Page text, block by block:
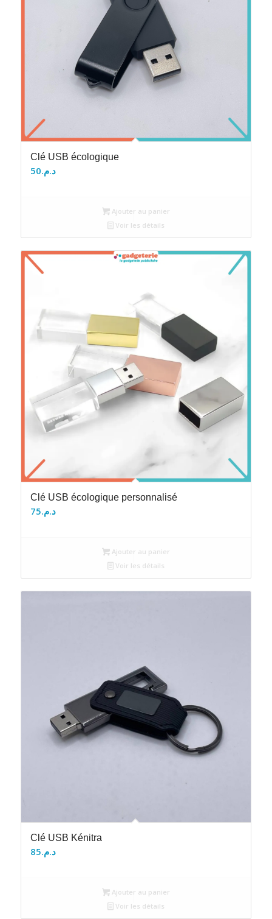
Clé USB écologique
د.م.50
Ajouter au panier
Voir les détails
Clé USB écologique personnalisé
د.م.75
Ajouter au panier
Voir les détails
Clé USB Kénitra
د.م.85
Ajouter au panier
Voir les détails